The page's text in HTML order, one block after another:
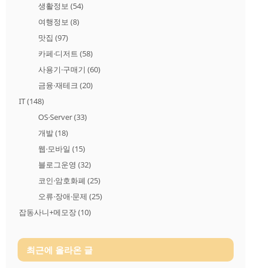
생활정보 (54)
여행정보 (8)
맛집 (97)
카페·디저트 (58)
사용기·구매기 (60)
금융·재테크 (20)
IT(148)
OS·Server(33)
개발(18)
웹·모바일 (15)
블로그운영 (32)
코인·암호화폐 (25)
오류·장애·문제 (25)
잡동사니+메모장(10)
최근에 올라온 글